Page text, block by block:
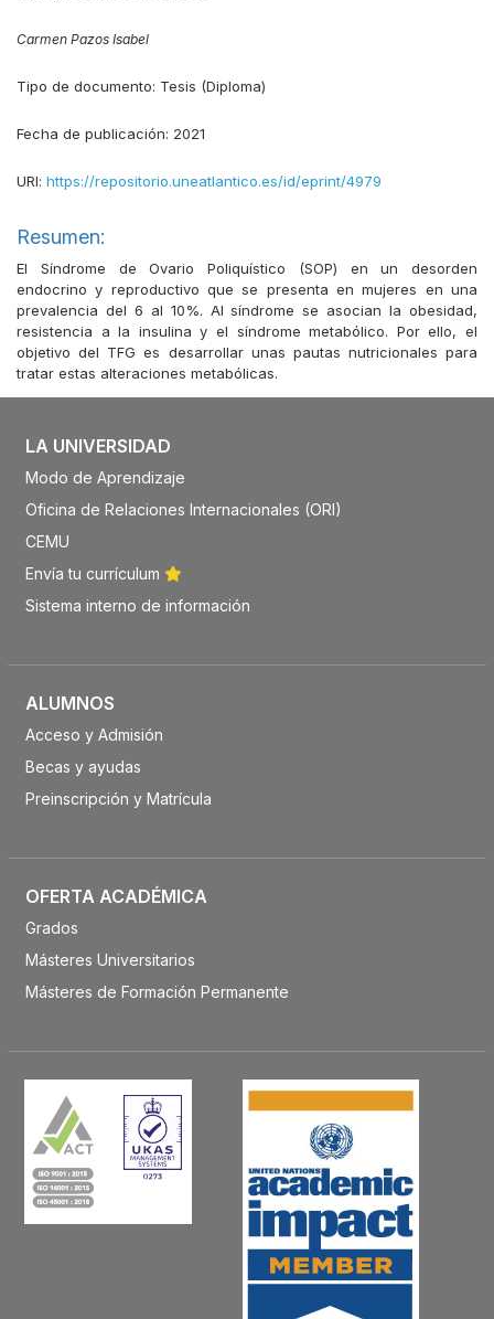
Carmen Pazos Isabel
Tipo de documento: Tesis (Diploma)
Fecha de publicación: 2021
URI: https://repositorio.uneatlantico.es/id/eprint/4979
Resumen:
El Síndrome de Ovario Poliquístico (SOP) en un desorden
endocrino y reproductivo que se presenta en mujeres en una
prevalencia del 6 al 10%. Al síndrome se asocian la obesidad,
resistencia a la insulina y el síndrome metabólico. Por ello, el
objetivo del TFG es desarrollar unas pautas nutricionales para
tratar estas alteraciones metabólicas.
LA UNIVERSIDAD
Modo de Aprendizaje
Oficina de Relaciones Internacionales (ORI)
CEMU
Envía tu currículum
Sistema interno de información
ALUMNOS
Acceso y Admisión
Becas y ayudas
Preinscripción y Matrícula
OFERTA ACADÉMICA
Grados
Másteres Universitarios
Másteres de Formación Permanente